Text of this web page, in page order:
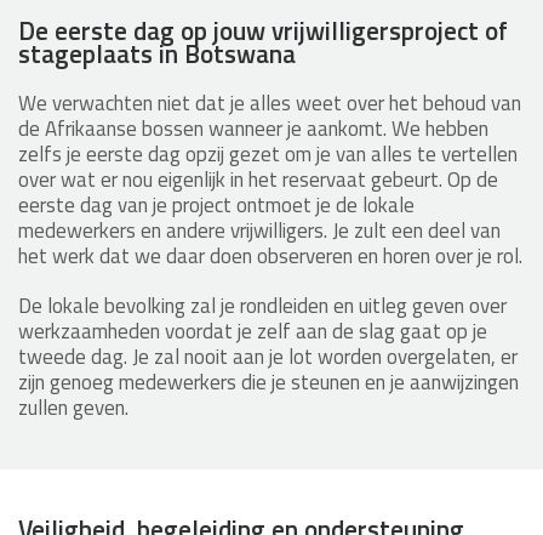
De eerste dag op jouw vrijwilligersproject of
stageplaats in Botswana
We verwachten niet dat je alles weet over het behoud van
de Afrikaanse bossen wanneer je aankomt. We hebben
zelfs je eerste dag opzij gezet om je van alles te vertellen
over wat er nou eigenlijk in het reservaat gebeurt. Op de
eerste dag van je project ontmoet je de lokale
medewerkers en andere vrijwilligers. Je zult een deel van
het werk dat we daar doen observeren en horen over je rol.
De lokale bevolking zal je rondleiden en uitleg geven over
werkzaamheden voordat je zelf aan de slag gaat op je
tweede dag. Je zal nooit aan je lot worden overgelaten, er
zijn genoeg medewerkers die je steunen en je aanwijzingen
zullen geven.